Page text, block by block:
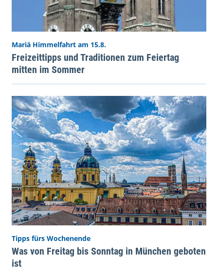
Mariä Himmelfahrt am 15.8.
Freizeittipps und Traditionen zum Feiertag
mitten im Sommer
Tipps fürs Wochenende
Was von Freitag bis Sonntag in München geboten
ist